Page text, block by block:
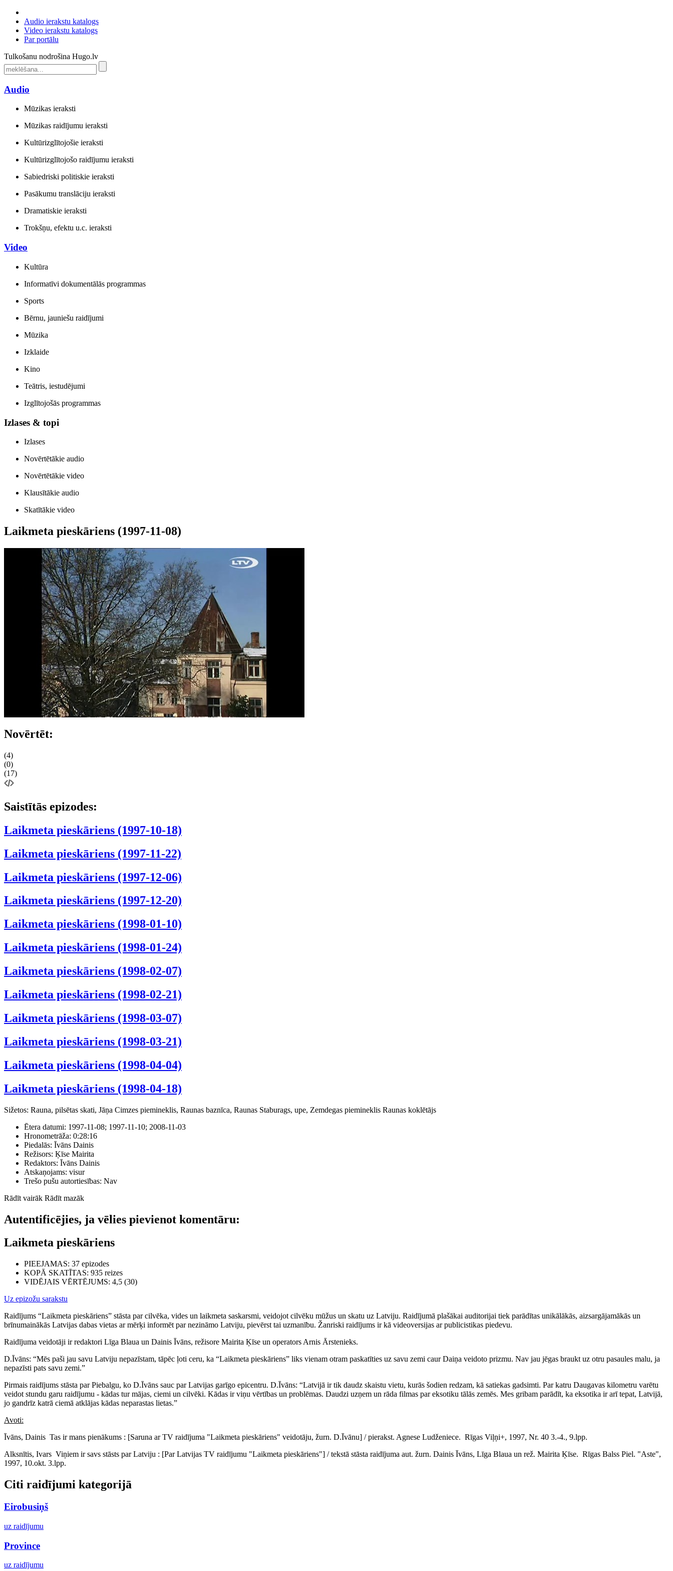
Audio ierakstu katalogs
Video ierakstu katalogs
Par portālu
Tulkošanu nodrošina Hugo.lv
Audio
Mūzikas ieraksti
Mūzikas raidījumu ieraksti
Kultūrizglītojošie ieraksti
Kultūrizglītojošo raidījumu ieraksti
Sabiedriski politiskie ieraksti
Pasākumu translāciju ieraksti
Dramatiskie ieraksti
Trokšņu, efektu u.c. ieraksti
Video
Kultūra
Informatīvi dokumentālās programmas
Sports
Bērnu, jauniešu raidījumi
Mūzika
Izklaide
Kino
Teātris, iestudējumi
Izglītojošās programmas
Izlases & topi
Izlases
Novērtētākie audio
Novērtētākie video
Klausītākie audio
Skatītākie video
Laikmeta pieskāriens (1997-11-08)
Novērtēt:
(4)
(0)
(17)
Saistītās epizodes:
Laikmeta pieskāriens (1997-10-18)
Laikmeta pieskāriens (1997-11-22)
Laikmeta pieskāriens (1997-12-06)
Laikmeta pieskāriens (1997-12-20)
Laikmeta pieskāriens (1998-01-10)
Laikmeta pieskāriens (1998-01-24)
Laikmeta pieskāriens (1998-02-07)
Laikmeta pieskāriens (1998-02-21)
Laikmeta pieskāriens (1998-03-07)
Laikmeta pieskāriens (1998-03-21)
Laikmeta pieskāriens (1998-04-04)
Laikmeta pieskāriens (1998-04-18)
Sižetos: Rauna, pilsētas skati, Jāņa Cimzes piemineklis, Raunas baznīca, Raunas Staburags, upe, Zemdegas piemineklis Raunas koklētājs
Ētera datumi: 1997-11-08; 1997-11-10; 2008-11-03
Hronometrāža: 0:28:16
Piedalās: Īvāns Dainis
Režisors: Ķīse Mairita
Redaktors: Īvāns Dainis
Atskaņojams: visur
Trešo pušu autortiesības: Nav
Rādīt vairāk Rādīt mazāk
Autentificējies, ja vēlies pievienot komentāru:
Laikmeta pieskāriens
PIEEJAMAS: 37 epizodes
KOPĀ SKATĪTAS: 935 reizes
VIDĒJAIS VĒRTĒJUMS: 4,5 (30)
Uz epizožu sarakstu
Raidījums “Laikmeta pieskāriens” stāsta par cilvēka, vides un laikmeta saskarsmi, veidojot cilvēku mūžus un skatu uz Latviju. Raidījumā plašākai auditorijai tiek parādītas unikālākās, aizsargājamākās un
brīnumainākās Latvijas dabas vietas ar mērķi informēt par nezināmo Latviju, pievērst tai uzmanību. Žanriski raidījums ir kā videoversijas ar publicistikas piedevu.
Raidījuma veidotāji ir redaktori Līga Blaua un Dainis Īvāns, režisore Mairita Ķīse un operators Arnis Ārstenieks.
D.Īvāns: “Mēs paši jau savu Latviju nepazīstam, tāpēc ļoti ceru, ka “Laikmeta pieskāriens” liks vienam otram paskatīties uz savu zemi caur Daiņa veidoto prizmu. Nav jau jēgas braukt uz otru pasaules malu, ja
nepazīsti pats savu zemi.”
Pirmais raidījums stāsta par Piebalgu, ko D.Īvāns sauc par Latvijas garīgo epicentru. D.Īvāns: “Latvijā ir tik daudz skaistu vietu, kurās šodien redzam, kā satiekas gadsimti. Par katru Daugavas kilometru varētu
veidot stundu garu raidījumu - kādas tur mājas, ciemi un cilvēki. Kādas ir viņu vērtības un problēmas. Daudzi uzņem un rāda filmas par eksotiku tālās zemēs. Mes gribam parādīt, ka eksotika ir arī tepat, Latvijā,
jo gandrīz katrā ciemā atklājas kādas neparastas lietas.”
Avoti:
Īvāns, Dainis Tas ir mans pienākums : [Saruna ar TV raidījuma "Laikmeta pieskāriens" veidotāju, žurn. D.Īvānu] / pierakst. Agnese Ludženiece. Rīgas Viļņi+, 1997, Nr. 40 3.-4., 9.lpp.
Alksnītis, Ivars Viņiem ir savs stāsts par Latviju : [Par Latvijas TV raidījumu "Laikmeta pieskāriens"] / tekstā stāsta raidījuma aut. žurn. Dainis Īvāns, Līga Blaua un rež. Mairita Ķīse. Rīgas Balss Piel. "Aste",
1997, 10.okt. 3.lpp.
Citi raidījumi kategorijā
Eirobusiņš
uz raidījumu
Province
uz raidījumu